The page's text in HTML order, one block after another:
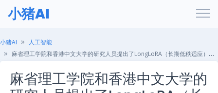
小猪AI
小猪AI
人工智能
麻省理工学院和香港中文大学的研究人员提出了LongLoRA（长期低秩适应）：一种用于长上下文大语言模型（LLMs）的高效微调AI方法
麻省理工学院和香港中文大学的